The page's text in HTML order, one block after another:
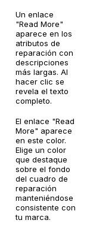
Un enlace
"Read More"
aparece en los
atributos de
reparación con
descripciones
más largas. Al
hacer clic se
revela el texto
completo.
El enlace "Read
More" aparece
en este color.
Elige un color
que destaque
sobre el fondo
del cuadro de
reparación
manteniéndose
consistente con
tu marca.